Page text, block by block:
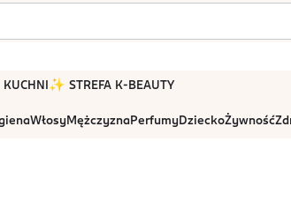
KUCHNI ✨ STREFA K-BEAUTY
WłosyMężczyznaPerfumyDzieckoŻywność